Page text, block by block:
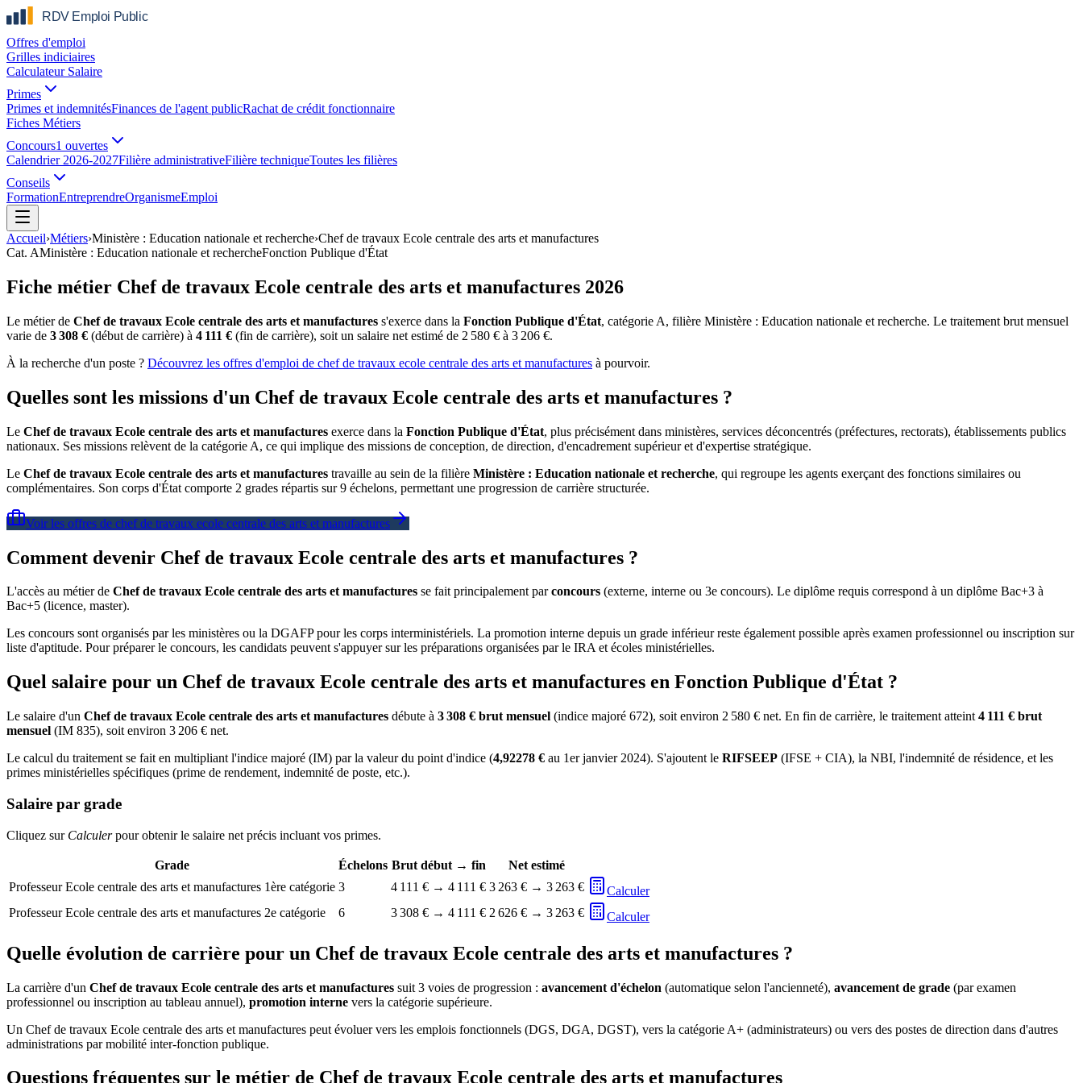
Offres d'emploi
Grilles indiciaires
Calculateur Salaire
Primes
Primes et indemnitésFinances de l'agent publicRachat de crédit fonctionnaire
Fiches Métiers
Concours1 ouvertes
Calendrier 2026-2027Filière administrativeFilière techniqueToutes les filières
Conseils
FormationEntreprendreOrganismeEmploi
Accueil›Métiers›Ministère : Education nationale et recherche›Chef de travaux Ecole centrale des arts et manufactures
Cat. AMinistère : Education nationale et rechercheFonction Publique d'État
Fiche métier Chef de travaux Ecole centrale des arts et manufactures 2026
Le métier de Chef de travaux Ecole centrale des arts et manufactures s'exerce dans la Fonction Publique d'État, catégorie A, filière Ministère : Education nationale et recherche. Le traitement brut mensuel
varie de 3 308 € (début de carrière) à 4 111 € (fin de carrière), soit un salaire net estimé de 2 580 € à 3 206 €.
À la recherche d'un poste ? Découvrez les offres d'emploi de chef de travaux ecole centrale des arts et manufactures à pourvoir.
Quelles sont les missions d'un Chef de travaux Ecole centrale des arts et manufactures ?
Le Chef de travaux Ecole centrale des arts et manufactures exerce dans la Fonction Publique d'État, plus précisément dans ministères, services déconcentrés (préfectures, rectorats), établissements publics
nationaux. Ses missions relèvent de la catégorie A, ce qui implique des missions de conception, de direction, d'encadrement supérieur et d'expertise stratégique.
Le Chef de travaux Ecole centrale des arts et manufactures travaille au sein de la filière Ministère : Education nationale et recherche, qui regroupe les agents exerçant des fonctions similaires ou
complémentaires. Son corps d'État comporte 2 grades répartis sur 9 échelons, permettant une progression de carrière structurée.
Voir les offres de chef de travaux ecole centrale des arts et manufactures
Comment devenir Chef de travaux Ecole centrale des arts et manufactures ?
L'accès au métier de Chef de travaux Ecole centrale des arts et manufactures se fait principalement parconcours (externe, interne ou 3e concours). Le diplôme requis correspond à un diplôme Bac+3 à
Bac+5 (licence, master).
Les concours sont organisés par les ministères ou la DGAFP pour les corps interministériels. La promotion interne depuis un grade inférieur reste également possible après examen professionnel ou inscription sur
liste d'aptitude. Pour préparer le concours, les candidats peuvent s'appuyer sur les préparations organisées par le IRA et écoles ministérielles.
Quel salaire pour un Chef de travaux Ecole centrale des arts et manufactures en Fonction Publique d'État ?
Le salaire d'un Chef de travaux Ecole centrale des arts et manufactures débute à 3 308 € brut mensuel (indice majoré 672), soit environ 2 580 € net. En fin de carrière, le traitement atteint 4 111 € brut
mensuel (IM 835), soit environ 3 206 € net.
Le calcul du traitement se fait en multipliant l'indice majoré (IM) par la valeur du point d'indice (4,92278 € au 1er janvier 2024). S'ajoutent le RIFSEEP (IFSE + CIA), la NBI, l'indemnité de résidence, et les
primes ministérielles spécifiques (prime de rendement, indemnité de poste, etc.).
Salaire par grade
Cliquez sur Calculerpour obtenir le salaire net précis incluant vos primes.
Grade Échelons Brut début → fin
Net estimé
Professeur Ecole centrale des arts et manufactures 1ère catégorie 3 4 111 € → 4 111 € 3 263 € → 3 263 €
Calculer
Professeur Ecole centrale des arts et manufactures 2e catégorie
6 3 308 € → 4 111 € 2 626 € → 3 263 € Calculer
Quelle évolution de carrière pour un Chef de travaux Ecole centrale des arts et manufactures ?
La carrière d'un Chef de travaux Ecole centrale des arts et manufactures suit 3 voies de progression : avancement d'échelon (automatique selon l'ancienneté), avancement de grade (par examen
professionnel ou inscription au tableau annuel), promotion interne vers la catégorie supérieure.
Un Chef de travaux Ecole centrale des arts et manufactures peut évoluer vers les emplois fonctionnels (DGS, DGA, DGST), vers la catégorie A+ (administrateurs) ou vers des postes de direction dans d'autres
administrations par mobilité inter-fonction publique.
Questions fréquentes sur le métier de Chef de travaux Ecole centrale des arts et manufactures